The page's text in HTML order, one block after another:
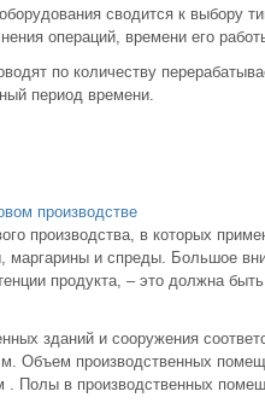
сводится к выбору
операций, времени его
по количеству
период времени.
производстве
производства, в которых
и спреды. Большое
продукта, – это должна
зданий и сооружения
Объем производственных
Полы в производственных